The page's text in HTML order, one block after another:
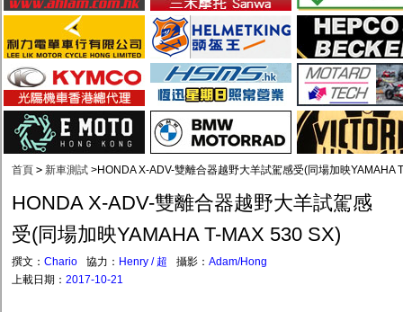
首頁 > 新車測試 >HONDA X-ADV-雙離合器越野大羊試駕感受(同場加映YAMAHA
HONDA X-ADV-雙離合器越野大羊試駕感
受(同場加映YAMAHA T-MAX 530 SX)
撰文： Chario 協力： Henry / 超 攝影： Adam/Hong
上載日期： 2017-10-21